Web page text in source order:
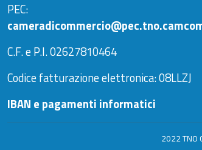
PEC:
C.F. e P.I. 02627810464
Codice fatturazione elettronica: 08LLZJ
IBAN e pagamenti informatici
2022 TNO